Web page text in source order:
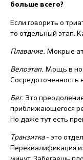
больше всего?
Если говорить о
то отдельный этап.
Плавание. Мокрые
Велоэтап. Мощь в
Сосредоточенность
Бег. Это
приближающегося
Но даже тут есть
Транзитка- это
Переквалификация